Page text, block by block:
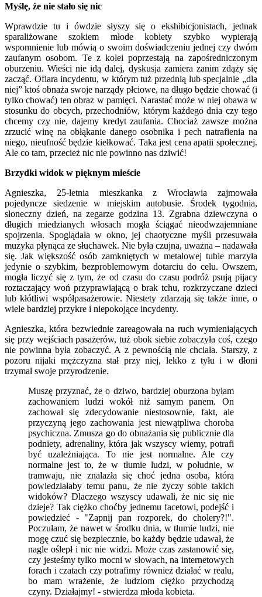
Myślę, że nie stało się nic
Wprawdzie tu i ówdzie słyszy się o ekshibicjonistach, jednak
sparaliżowane szokiem młode kobiety szybko wypierają
wspomnienie lub mówią o swoim doświadczeniu jednej czy dwóm
zaufanym osobom. Te z kolei poprzestają na zapośredniczonym
oburzeniu. Wieści nie idą dalej, dyskusja zamiera zanim zdąży się
zacząć. Ofiara incydentu, w którym tuż przednią lub specjalnie „dla
niej” ktoś obnaża swoje narządy płciowe, na długo będzie chować (i
tylko chować) ten obraz w pamięci. Narastać może w niej obawa w
stosunku do obcych, przechodniów, którym każdego dnia czy tego
chcemy czy nie, dajemy kredyt zaufania. Chociaż zawsze można
zrzucić winę na obłąkanie danego osobnika i pech natrafienia na
niego, nieufność będzie kiełkować. Taka jest cena apatii społecznej.
Ale co tam, przecież nic nie powinno nas dziwić!
Brzydki widok w pięknym mieście
Agnieszka, 25-letnia mieszkanka z Wrocławia zajmowała
pojedyncze siedzenie w miejskim autobusie. Środek tygodnia,
słoneczny dzień, na zegarze godzina 13. Zgrabna dziewczyna o
długich miedzianych włosach mogła ściągać nieodwzajemniane
spojrzenia. Spoglądała w okno, jej chaotyczne myśli przesuwała
muzyka płynąca ze słuchawek. Nie była czujna, uważna – nadawała
się. Jak większość osób zamkniętych w metalowej tubie marzyła
jedynie o szybkim, bezproblemowym dotarciu do celu. Owszem,
mogła liczyć się z tym, że od czasu do czasu podróż psują pijacy
roztaczający woń przyprawiającą o brak tchu, rozkrzyczane dzieci
lub kłótliwi współpasażerowie. Niestety zdarzają się także inne, o
wiele bardziej przykre i niepokojące incydenty.
Agnieszka, która bezwiednie zareagowała na ruch wymieniających
się przy wejściach pasażerów, tuż obok siebie zobaczyła coś, czego
nie powinna była zobaczyć. A z pewnością nie chciała. Starszy, z
pozoru nijaki mężczyzna stał przy niej, lekko z tyłu i w dłoni
trzymał swoje przyrodzenie.
Muszę przyznać, że o dziwo, bardziej oburzona byłam
zachowaniem ludzi wokół niż samym panem. On
zachował się zdecydowanie niestosownie, fakt, ale
przyczyną jego zachowania jest niewątpliwa choroba
psychiczna. Zmusza go do obnażania się publicznie dla
podniety, adrenaliny, która jak wszyscy wiemy, potrafi
być uzależniająca. To nie jest normalne. Ale czy
normalne jest to, że w tłumie ludzi, w południe, w
tramwaju, nie znalazła się choć jedna osoba, która
powiedziałaby temu panu, że nie życzy sobie takich
widoków? Dlaczego wszyscy udawali, że nic się nie
dzieje? Tak ciężko choćby jednemu facetowi, podejść i
powiedzieć - "Zapnij pan rozporek, do cholery?!".
Poczułam, że nawet w środku dnia, w tłumie ludzi, nie
mogę czuć się bezpiecznie, bo każdy będzie udawał, że
nagle oślepł i nic nie widzi. Może czas zastanowić się,
czy jesteśmy tylko mocni w słowach, na internetowych
forach i czatach czy potrafimy również działać w realu,
bo mam wrażenie, że ludziom ciężko przychodzą
czyny. Działajmy! - stwierdza młoda kobieta.